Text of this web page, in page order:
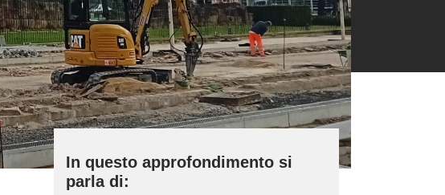
In questo approfondimento si
parla di: